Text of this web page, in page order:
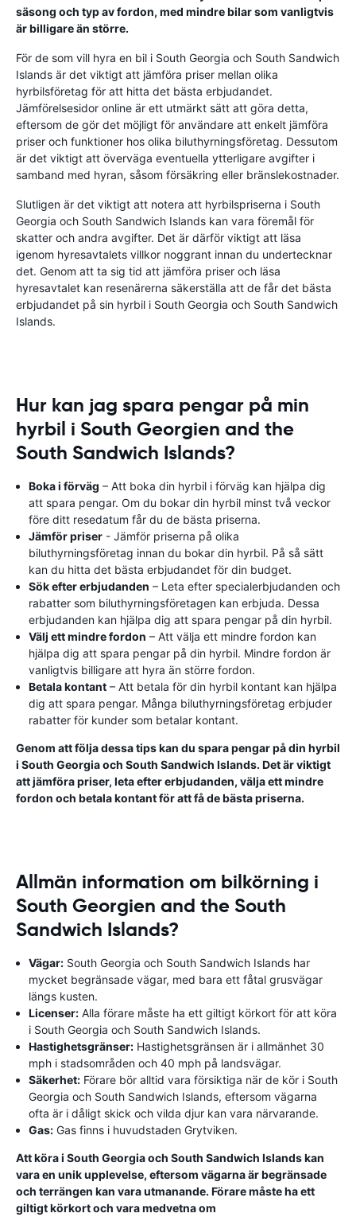
säsong och typ av fordon, med mindre bilar som vanligtvis
är billigare än större.
För de som vill hyra en bil i South Georgia och South Sandwich
Islands är det viktigt att jämföra priser mellan olika
hyrbilsföretag för att hitta det bästa erbjudandet.
Jämförelsesidor online är ett utmärkt sätt att göra detta,
eftersom de gör det möjligt för användare att enkelt jämföra
priser och funktioner hos olika biluthyrningsföretag. Dessutom
är det viktigt att överväga eventuella ytterligare avgifter i
samband med hyran, såsom försäkring eller bränslekostnader.
Slutligen är det viktigt att notera att hyrbilspriserna i South
Georgia och South Sandwich Islands kan vara föremål för
skatter och andra avgifter. Det är därför viktigt att läsa
igenom hyresavtalets villkor noggrant innan du undertecknar
det. Genom att ta sig tid att jämföra priser och läsa
hyresavtalet kan resenärerna säkerställa att de får det bästa
erbjudandet på sin hyrbil i South Georgia och South Sandwich
Islands.
Hur kan jag spara pengar på min
hyrbil i South Georgien and the
South Sandwich Islands?
Boka i förväg – Att boka din hyrbil i förväg kan hjälpa dig
att spara pengar. Om du bokar din hyrbil minst två veckor
före ditt resedatum får du de bästa priserna.
Jämför priser - Jämför priserna på olika
biluthyrningsföretag innan du bokar din hyrbil. På så sätt
kan du hitta det bästa erbjudandet för din budget.
Sök efter erbjudanden – Leta efter specialerbjudanden och
rabatter som biluthyrningsföretagen kan erbjuda. Dessa
erbjudanden kan hjälpa dig att spara pengar på din hyrbil.
Välj ett mindre fordon – Att välja ett mindre fordon kan
hjälpa dig att spara pengar på din hyrbil. Mindre fordon är
vanligtvis billigare att hyra än större fordon.
Betala kontant – Att betala för din hyrbil kontant kan hjälpa
dig att spara pengar. Många biluthyrningsföretag erbjuder
rabatter för kunder som betalar kontant.
Genom att följa dessa tips kan du spara pengar på din hyrbil
i South Georgia och South Sandwich Islands. Det är viktigt
att jämföra priser, leta efter erbjudanden, välja ett mindre
fordon och betala kontant för att få de bästa priserna.
Allmän information om bilkörning i
South Georgien and the South
Sandwich Islands?
Vägar: South Georgia och South Sandwich Islands har
mycket begränsade vägar, med bara ett fåtal grusvägar
längs kusten.
Licenser: Alla förare måste ha ett giltigt körkort för att köra
i South Georgia och South Sandwich Islands.
Hastighetsgränser: Hastighetsgränsen är i allmänhet 30
mph i stadsområden och 40 mph på landsvägar.
Säkerhet: Förare bör alltid vara försiktiga när de kör i South
Georgia och South Sandwich Islands, eftersom vägarna
ofta är i dåligt skick och vilda djur kan vara närvarande.
Gas: Gas finns i huvudstaden Grytviken.
Att köra i South Georgia och South Sandwich Islands kan
vara en unik upplevelse, eftersom vägarna är begränsade
och terrängen kan vara utmanande. Förare måste ha ett
giltigt körkort och vara medvetna om